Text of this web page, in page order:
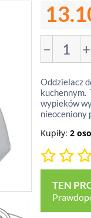
− +
Oddzielacz
kuchennym.
wypieków
nieoceniony
Kupiły: 2
TEN